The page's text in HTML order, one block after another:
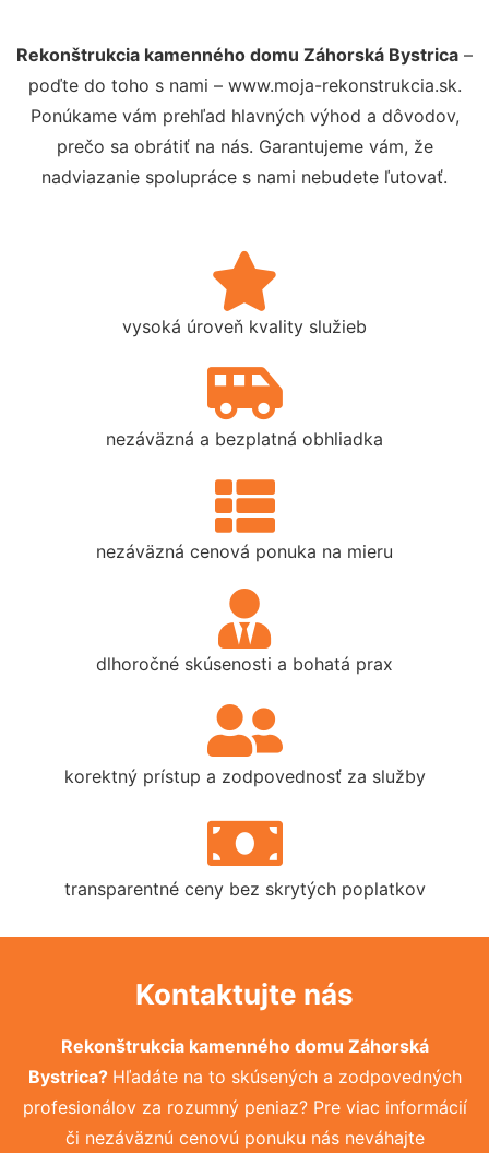
Rekonštrukcia kamenného domu Záhorská Bystrica –
poďte do toho s nami – www.moja-rekonstrukcia.sk.
Ponúkame vám prehľad hlavných výhod a dôvodov,
prečo sa obrátiť na nás. Garantujeme vám, že
nadviazanie spolupráce s nami nebudete ľutovať.
vysoká úroveň kvality služieb
nezáväzná a bezplatná obhliadka
nezáväzná cenová ponuka na mieru
dlhoročné skúsenosti a bohatá prax
korektný prístup a zodpovednosť za služby
transparentné ceny bez skrytých poplatkov
Kontaktujte nás
Rekonštrukcia kamenného domu Záhorská
Bystrica? Hľadáte na to skúsených a zodpovedných
profesionálov za rozumný peniaz? Pre viac informácií
či nezáväznú cenovú ponuku nás neváhajte